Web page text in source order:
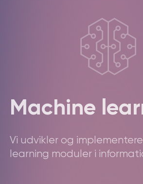
Machine
Vi udvikler og
learning moduler i